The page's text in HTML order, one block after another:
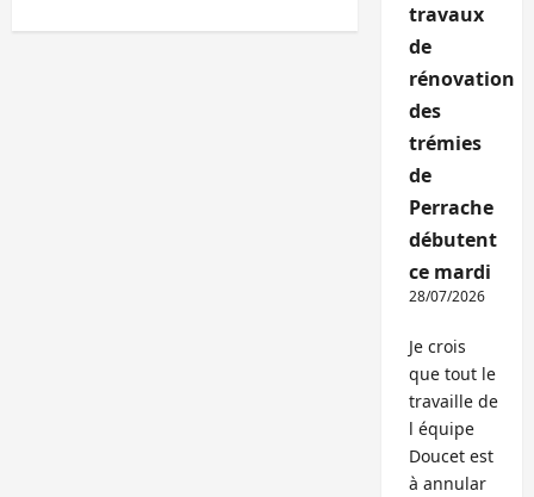
travaux
de
rénovation
des
trémies
de
Perrache
débutent
ce mardi
28/07/2026
Je crois
que tout le
travaille de
l équipe
Doucet est
à annular